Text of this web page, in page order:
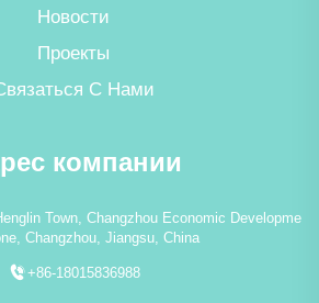
Новости
Проекты
С Нами
компании
Town, Changzhou Economic Developme
Changzhou, Jiangsu, China
+86-18015836988